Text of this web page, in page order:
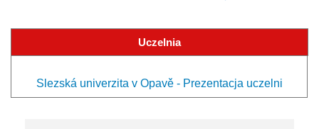
Uczelnia
Slezská univerzita v Opavě - Prezentacja uczelni